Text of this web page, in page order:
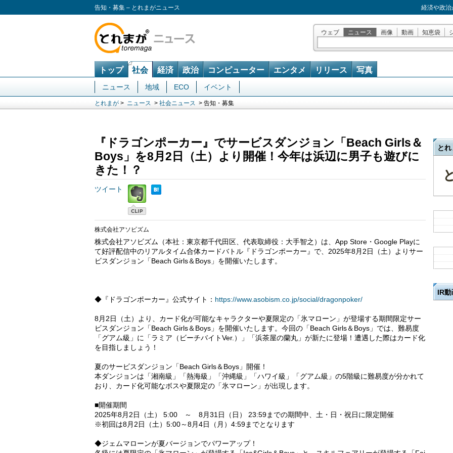
告知・募集 – とれまがニュース 経済や政
ウェブ ニュース 画像 動画 知恵袋
トップ 社会 経済 政治 コンピューター エンタメ リリース 写真
ニュース 地域 ECO イベント
とれまが > ニュース > 社会ニュース > 告知・募集
『ドラゴンポーカー』でサービスダンジョン「Beach Girls＆
Boys」を8月2日（土）より開催！今年は浜辺に男子も遊びに
きた！？
ツイート
株式会社アソビズム
株式会社アソビズム（本社：東京都千代田区、代表取締役：大手智之）は、App Store・Google Playに
て好評配信中のリアルタイム合体カードバトル『ドラゴンポーカー』で、2025年8月2日（土）よりサー
ビスダンジョン「Beach Girls＆Boys」を開催いたします。
◆『ドラゴンポーカー』公式サイト： https://www.asobism.co.jp/social/dragonpoker/
8月2日（土）より、カード化が可能なキャラクターや夏限定の「氷マローン」が登場する期間限定サー
ビスダンジョン「Beach Girls＆Boys」を開催いたします。今回の「Beach Girls＆Boys」では、難易度
「グアム級」に「ラミア（ビーチバイトVer.）」「浜茶屋の蘭丸」が新たに登場！遭遇した際はカード化
を目指しましょう！
夏のサービスダンジョン「Beach Girls＆Boys」開催！
本ダンジョンは「湘南級」「熱海級」「沖縄級」「ハワイ級」「グアム級」の5階級に難易度が分かれて
おり、カード化可能なボスや夏限定の「氷マローン」が出現します。
■開催期間
2025年8月2日（土） 5:00 ～ 8月31日（日） 23:59までの期間中、土・日・祝日に限定開催
※初回は8月2日（土）5:00～8月4日（月）4:59までとなります
◆ジェムマローンが夏バージョンでパワーアップ！
とれ
IR動